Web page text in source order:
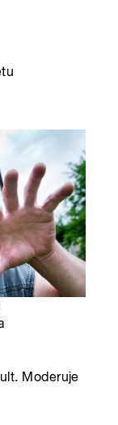
Moderuje